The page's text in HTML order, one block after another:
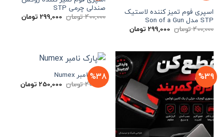
اسپری فوم تمیز کننده لاستیک
STP مدل Son of a Gun
400,000تومان قیمت
اصلی
299,000 تومانقیمت
فعلی
صندلی چرمی STP
400,000تومان قیمت
اصلی
299,000 تومانقیمت
فعلی
%39
%38
پارک نامبر Numex
400,000تومان قیمت
اصلی
250,000 تومانقیمت
فعلی